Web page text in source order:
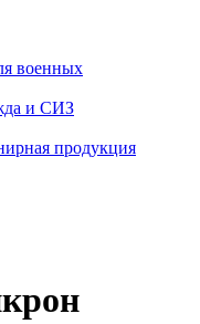
военных
и СИЗ
продукция